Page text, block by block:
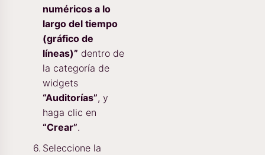
numéricos a lo
largo del tiempo
(gráfico de
líneas)” dentro de
la categoría de
widgets
“Auditorías”, y
haga clic en
“Crear”.
Seleccione la